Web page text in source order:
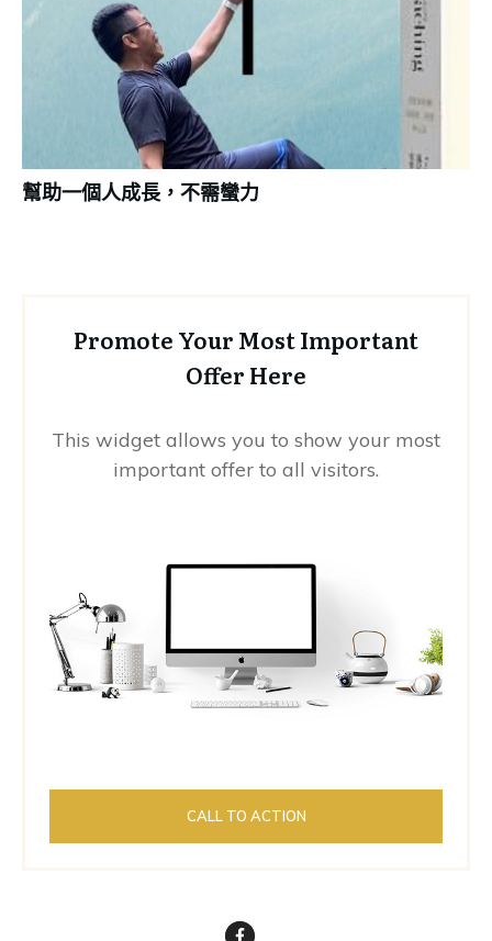
幫助一個人成長，不需蠻力
Promote Your Most Important
Offer Here
This widget allows you to show your most
important offer to all visitors.
CALL TO ACTION